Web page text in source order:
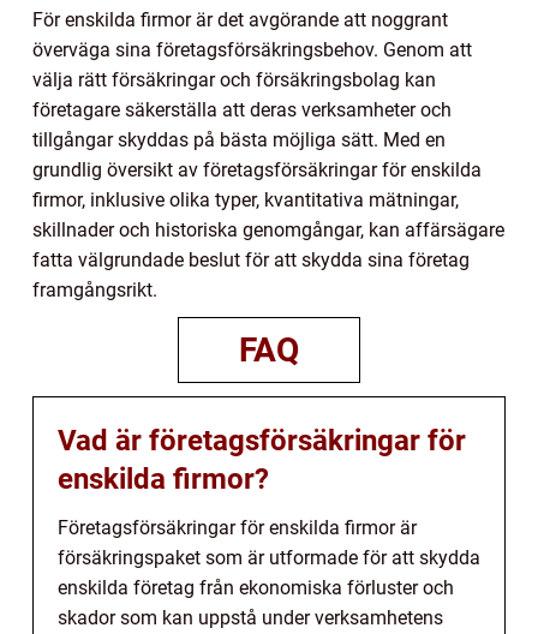
För enskilda firmor är det avgörande att noggrant
överväga sina företagsförsäkringsbehov. Genom att
välja rätt försäkringar och försäkringsbolag kan
företagare säkerställa att deras verksamheter och
tillgångar skyddas på bästa möjliga sätt. Med en
grundlig översikt av företagsförsäkringar för enskilda
firmor, inklusive olika typer, kvantitativa mätningar,
skillnader och historiska genomgångar, kan affärsägare
fatta välgrundade beslut för att skydda sina företag
framgångsrikt.
FAQ
Vad är företagsförsäkringar för
enskilda firmor?
Företagsförsäkringar för enskilda firmor är
försäkringspaket som är utformade för att skydda
enskilda företag från ekonomiska förluster och
skador som kan uppstå under verksamhetens